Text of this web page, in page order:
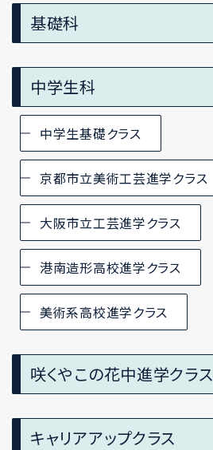
基礎科
中学生科
中学生基礎クラス
京都市立美術工芸進学クラス
大阪市立工芸進学クラス
港南造形高校進学クラス
美術系高校進学クラス
咲くやこの花中進学クラス
キャリアアップクラス